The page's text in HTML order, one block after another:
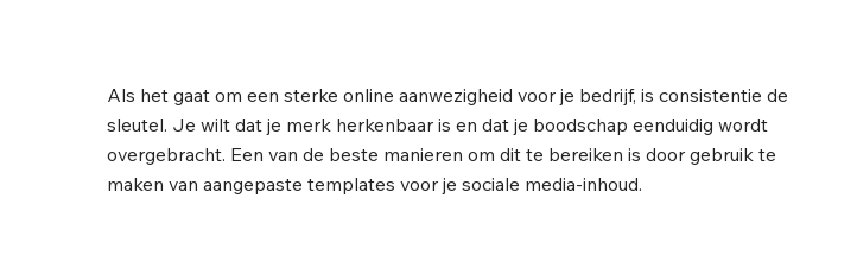
Als het gaat om een sterke online aanwezigheid voor je bedrijf, is consistentie de
sleutel. Je wilt dat je merk herkenbaar is en dat je boodschap eenduidig wordt
overgebracht. Een van de beste manieren om dit te bereiken is door gebruik te
maken van aangepaste templates voor je sociale media-inhoud.